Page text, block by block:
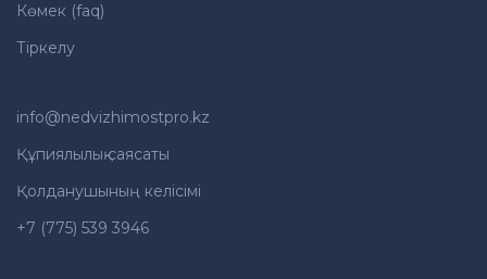
Көмек (faq)
Тіркелу
info@nedvizhimostpro.kz
Құпиялылық саясаты
Қолданушының келісімі
+7 (775) 539 3946